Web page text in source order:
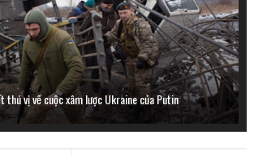
vị về cuộc xâm lược Ukraine của Putin